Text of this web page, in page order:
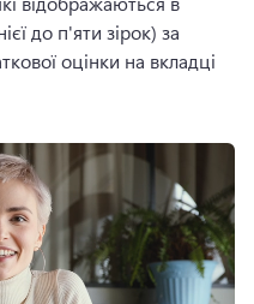
до п'яти зірок) за
оцінки на вкладці